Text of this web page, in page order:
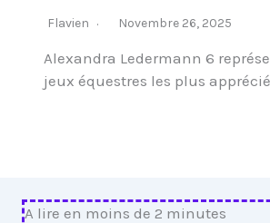
Flavien Novembre 26, 2025
Alexandra Ledermann 6
jeux équestres les plus
A lire en moins de 2 minutes